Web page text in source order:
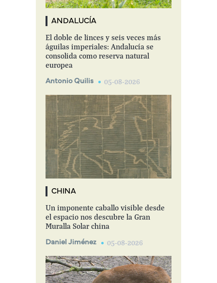
ANDALUCÍA
El doble de linces y seis veces más
águilas imperiales: Andalucía se
consolida como reserva natural
europea
Antonio Quilis 05-08-2026
CHINA
Un imponente caballo visible desde
el espacio nos descubre la Gran
Muralla Solar china
Daniel Jiménez 05-08-2026